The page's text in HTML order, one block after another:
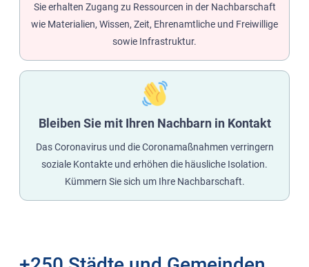
Sie erhalten Zugang zu Ressourcen in der Nachbarschaft
wie Materialien, Wissen, Zeit, Ehrenamtliche und Freiwillige
sowie Infrastruktur.
Bleiben Sie mit Ihren Nachbarn in Kontakt
Das Coronavirus und die Coronamaßnahmen verringern
soziale Kontakte und erhöhen die häusliche Isolation.
Kümmern Sie sich um Ihre Nachbarschaft.